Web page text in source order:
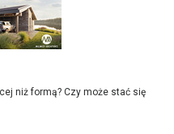
niż formą? Czy może stać się